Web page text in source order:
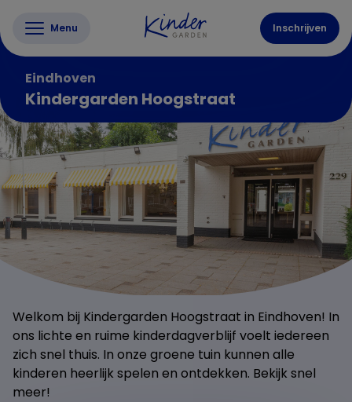
Menu Inschrijven
Eindhoven
Kindergarden Hoogstraat
Welkom bij Kindergarden Hoogstraat in Eindhoven! In
ons lichte en ruime kinderdagverblijf voelt iedereen
zich snel thuis. In onze groene tuin kunnen alle
kinderen heerlijk spelen en ontdekken. Bekijk snel
meer!